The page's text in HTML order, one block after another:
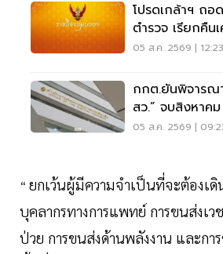
โปรดเกล้าฯ ถ
ตำรวจ เรียกคืน
วินัยร้ายแรง
05 ส.ค. 2569 |
กกต.ยันพิจารณ
สว.” จบสิงหาค
ภายหลัง
05 ส.ค. 2569 |
“ ยกเว้นผู้มีความจำเป็นที่จะต้องเดิ
บุคลากรทางการแพทย์ การขนส่งเ
ป่วย การขนส่งด้านพลังงาน และกา